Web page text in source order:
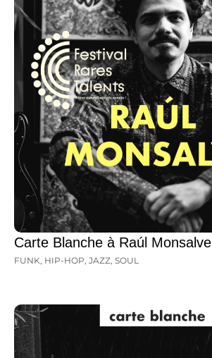
Carte Blanche à Raúl Monsalve
FUNK, HIP-HOP, JAZZ, SOUL